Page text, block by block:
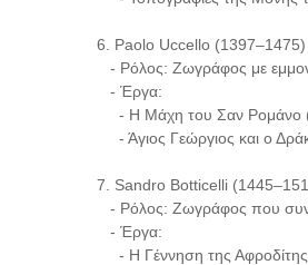
6. Paolo Uccello (1397–1475)
- Ρόλος: Ζωγράφος με
- Έργα:
- Η Μάχη του Σαν Ρομάνο
- Άγιος Γεώργιος και ο
7. Sandro Botticelli
- Ρόλος: Ζωγράφος που
- Έργα:
- Η Γέννηση της Αφροδίτης